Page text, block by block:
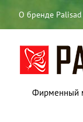
О бренде Palisad
Фирменный